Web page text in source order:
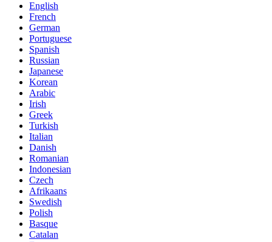
English
French
German
Portuguese
Spanish
Russian
Japanese
Korean
Arabic
Irish
Greek
Turkish
Italian
Danish
Romanian
Indonesian
Czech
Afrikaans
Swedish
Polish
Basque
Catalan